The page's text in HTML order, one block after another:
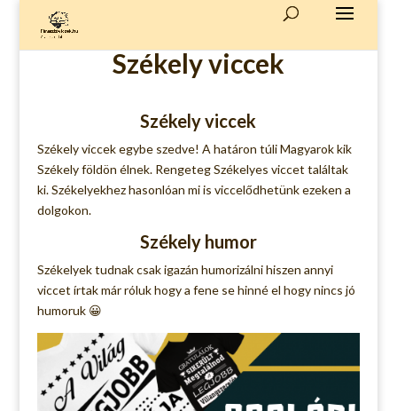
Székely viccek
Székely viccek
Székely viccek egybe szedve! A határon túli Magyarok kik
Székely földön élnek. Rengeteg Székelyes viccet találtak
ki. Székelyekhez hasonlóan mi is viccelődhetünk ezeken a
dolgokon.
Székely humor
Székelyek tudnak csak igazán humorizálni hiszen annyi
viccet írtak már róluk hogy a fene se hinné el hogy nincs jó
humoruk 😀